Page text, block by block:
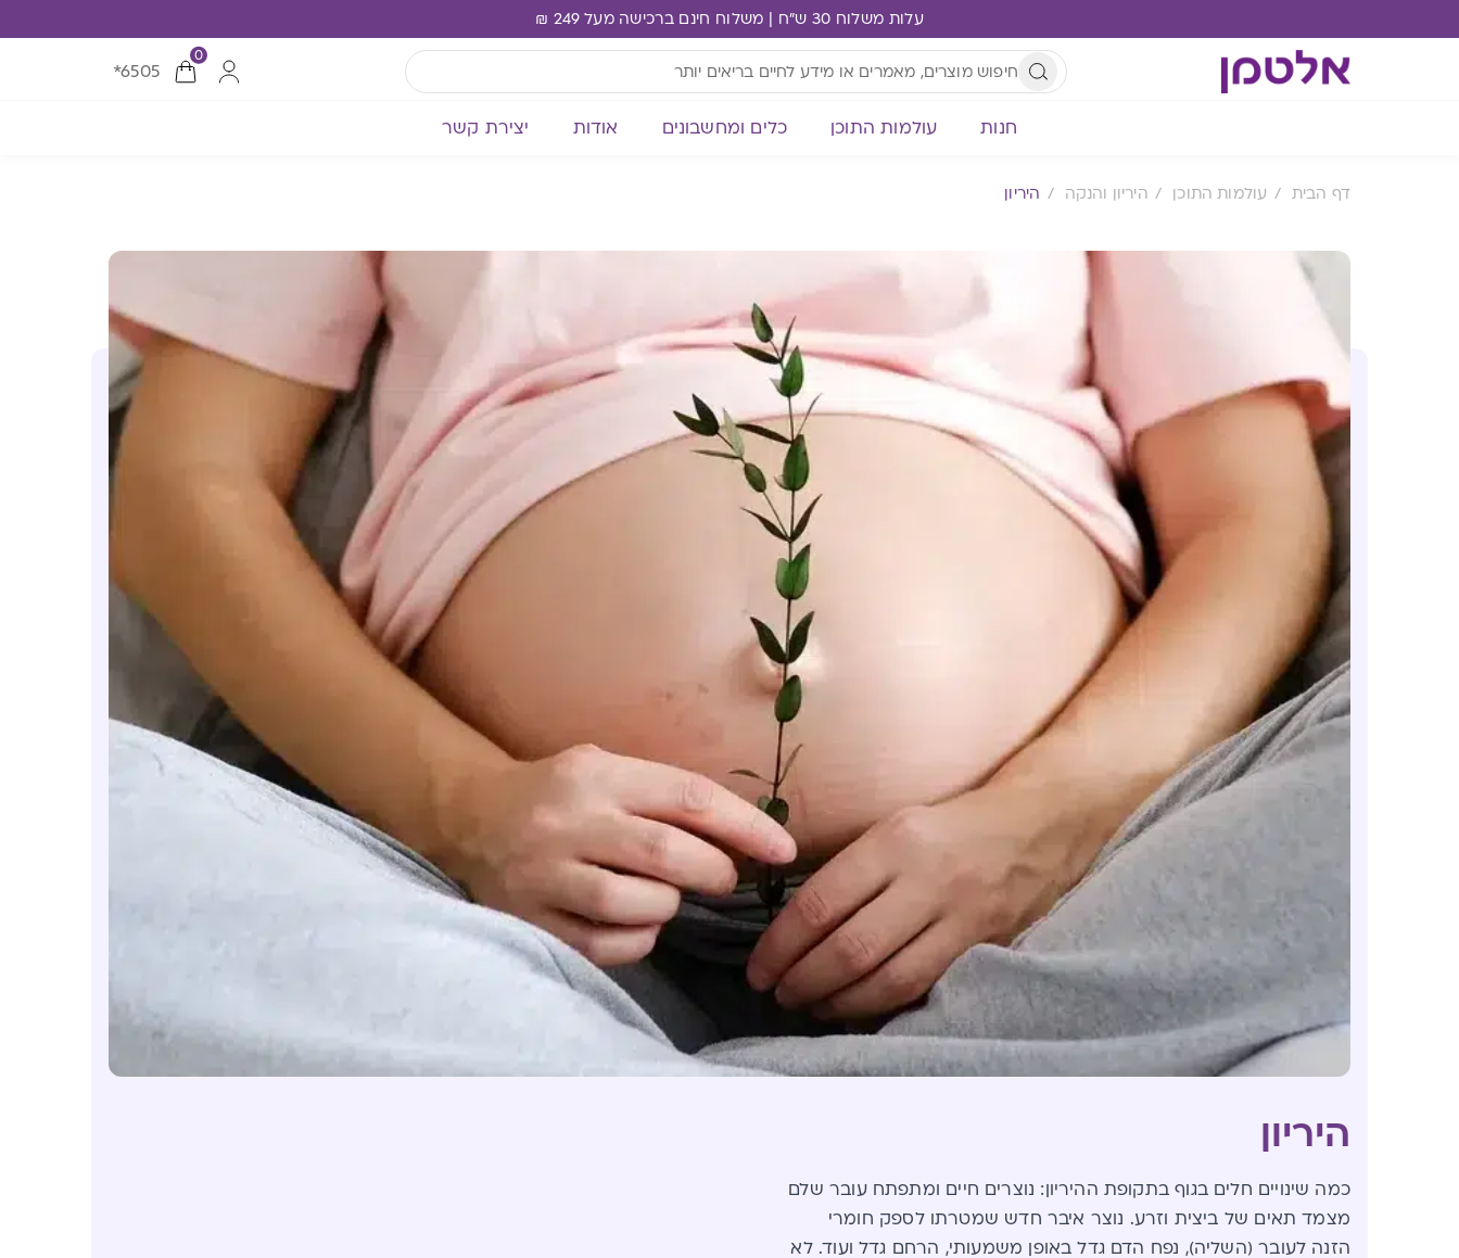
עלות משלוח 30 ש"ח | משלוח חינם ברכישה מעל 249 ₪
0
*6505
חנות עולמות התוכן כלים ומחשבונים אודות יצירת קשר
דף הבית עולמות התוכן היריון והנקה היריון
היריון
כמה שינויים חלים בגוף בתקופת ההיריון: נוצרים חיים ומתפתח עובר שלם
מצמד תאים של ביצית וזרע. נוצר איבר חדש שמטרתו לספק חומרי
הזנה לעובר (השליה), נפח הדם גדל באופן משמעותי, הרחם גדל ועוד. לא